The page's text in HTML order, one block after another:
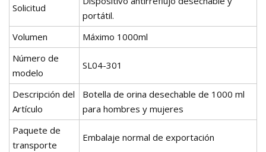
Solicitud
portátil.
Volumen
Máximo 1000ml
Número de
modelo
SL04-301
Descripción del
Artículo
Botella de orina desechable de 1000 ml
para hombres y mujeres
Paquete de
transporte
Embalaje normal de exportación